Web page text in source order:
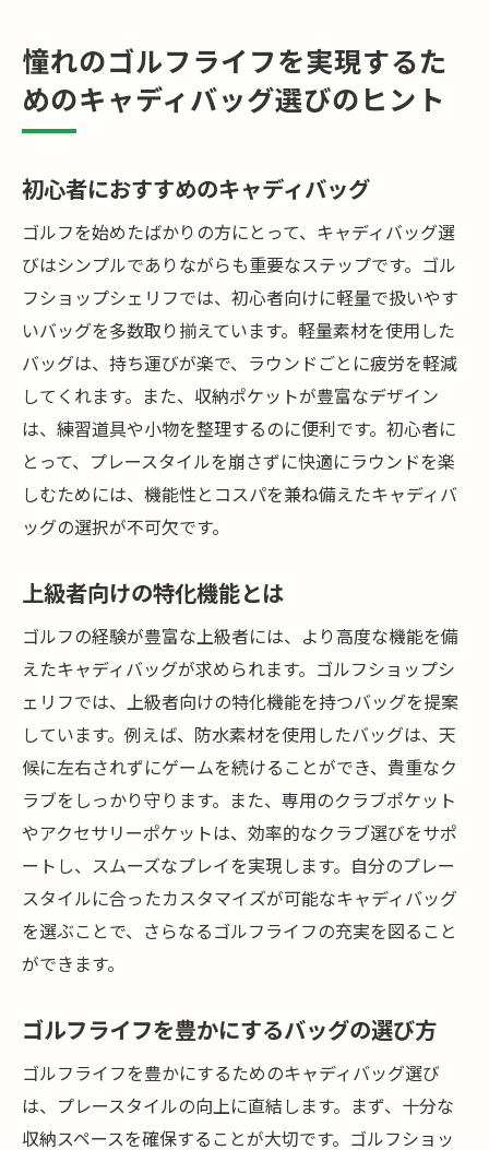
憧れのゴルフライフを実現するた
めのキャディバッグ選びのヒント
初心者におすすめのキャディバッグ
ゴルフを始めたばかりの方にとって、キャディバッグ選
びはシンプルでありながらも重要なステップです。ゴル
フショップシェリフでは、初心者向けに軽量で扱いやす
いバッグを多数取り揃えています。軽量素材を使用した
バッグは、持ち運びが楽で、ラウンドごとに疲労を軽減
してくれます。また、収納ポケットが豊富なデザイン
は、練習道具や小物を整理するのに便利です。初心者に
とって、プレースタイルを崩さずに快適にラウンドを楽
しむためには、機能性とコスパを兼ね備えたキャディバ
ッグの選択が不可欠です。
上級者向けの特化機能とは
ゴルフの経験が豊富な上級者には、より高度な機能を備
えたキャディバッグが求められます。ゴルフショップシ
ェリフでは、上級者向けの特化機能を持つバッグを提案
しています。例えば、防水素材を使用したバッグは、天
候に左右されずにゲームを続けることができ、貴重なク
ラブをしっかり守ります。また、専用のクラブポケット
やアクセサリーポケットは、効率的なクラブ選びをサポ
ートし、スムーズなプレイを実現します。自分のプレー
スタイルに合ったカスタマイズが可能なキャディバッグ
を選ぶことで、さらなるゴルフライフの充実を図ること
ができます。
ゴルフライフを豊かにするバッグの選び方
ゴルフライフを豊かにするためのキャディバッグ選び
は、プレースタイルの向上に直結します。まず、十分な
収納スペースを確保することが大切です。ゴルフショッ